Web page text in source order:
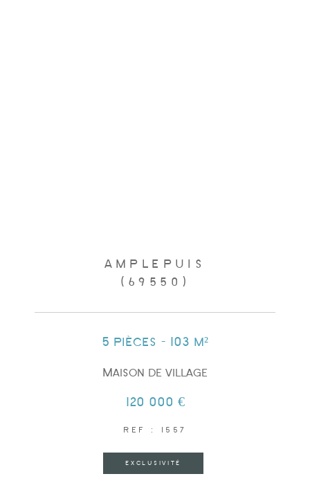
AMPLEPUIS
(69550)
5 pièces - 103 m²
Maison de village
120 000 €
REF : 1557
EXCLUSIVITÉ